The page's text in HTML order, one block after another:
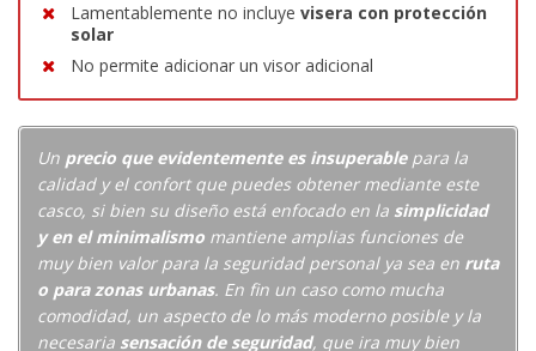
Lamentablemente no incluye visera con protección
solar
No permite adicionar un visor adicional
Un precio que evidentemente es insuperablepara la
calidad y el confort que puedes obtener mediante este
casco, si bien su diseño está enfocado en la simplicidad
y en el minimalismo mantiene amplias funciones de
muy bien valor para la seguridad personal ya sea en ruta
o para zonas urbanas. En fin un caso como mucha
comodidad, un aspecto de lo más moderno posible y la
necesaria sensación de seguridad, que ira muy bien